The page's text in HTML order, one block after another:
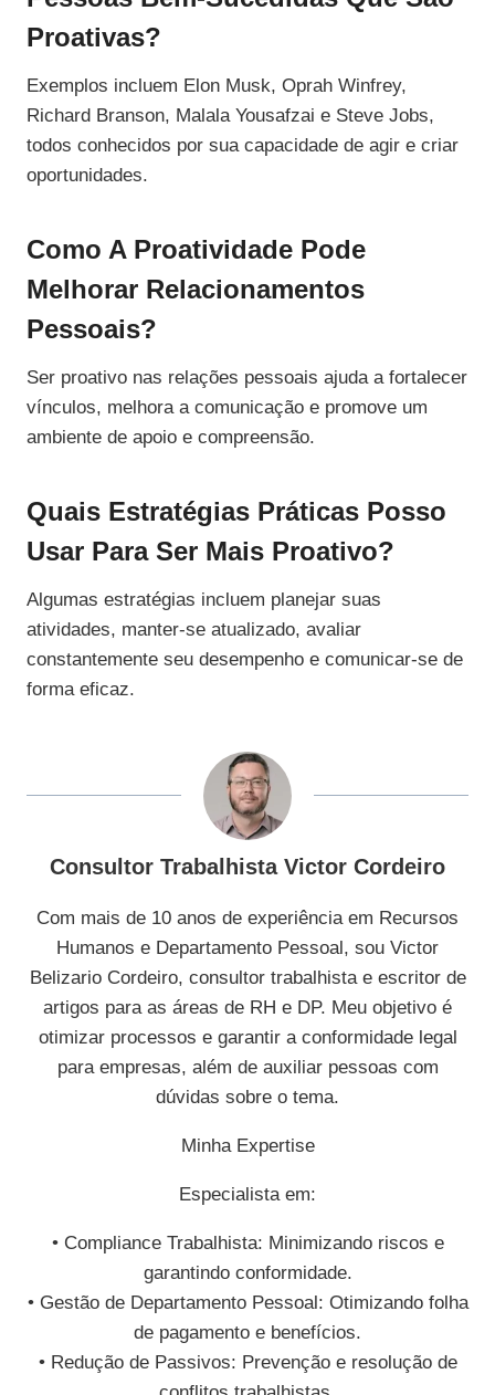
Proativas?
Exemplos incluem Elon Musk, Oprah Winfrey,
Richard Branson, Malala Yousafzai e Steve Jobs,
todos conhecidos por sua capacidade de agir e criar
oportunidades.
Como A Proatividade Pode
Melhorar Relacionamentos
Pessoais?
Ser proativo nas relações pessoais ajuda a fortalecer
vínculos, melhora a comunicação e promove um
ambiente de apoio e compreensão.
Quais Estratégias Práticas Posso
Usar Para Ser Mais Proativo?
Algumas estratégias incluem planejar suas
atividades, manter-se atualizado, avaliar
constantemente seu desempenho e comunicar-se de
forma eficaz.
Consultor Trabalhista Victor Cordeiro
Com mais de 10 anos de experiência em Recursos
Humanos e Departamento Pessoal, sou Victor
Belizario Cordeiro, consultor trabalhista e escritor de
artigos para as áreas de RH e DP. Meu objetivo é
otimizar processos e garantir a conformidade legal
para empresas, além de auxiliar pessoas com
dúvidas sobre o tema.
Minha Expertise
Especialista em:
• Compliance Trabalhista: Minimizando riscos e
garantindo conformidade.
• Gestão de Departamento Pessoal: Otimizando folha
de pagamento e benefícios.
• Redução de Passivos: Prevenção e resolução de